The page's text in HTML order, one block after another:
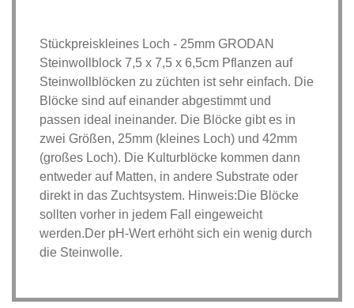
Stückpreiskleines Loch - 25mm GRODAN
Steinwollblock 7,5 x 7,5 x 6,5cm Pflanzen auf
Steinwollblöcken zu züchten ist sehr einfach. Die
Blöcke sind auf einander abgestimmt und
passen ideal ineinander. Die Blöcke gibt es in
zwei Größen, 25mm (kleines Loch) und 42mm
(großes Loch). Die Kulturblöcke kommen dann
entweder auf Matten, in andere Substrate oder
direkt in das Zuchtsystem. Hinweis:Die Blöcke
sollten vorher in jedem Fall eingeweicht
werden.Der pH-Wert erhöht sich ein wenig durch
die Steinwolle.